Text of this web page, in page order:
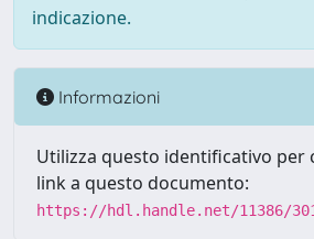
indicazione.
Informazioni
Utilizza questo identificativo per
link a questo documento:
https://hdl.handle.net/11386/